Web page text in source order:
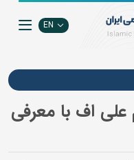
EN
علی اف با معرفی